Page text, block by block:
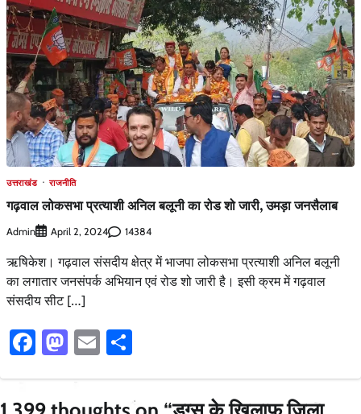
उत्तराखंड राजनीति
गढ़वाल लोकसभा प्रत्याशी अनिल बलूनी का रोड शो जारी, उमड़ा जनसैलाब
Admin April 2, 2024 14384
ऋषिकेश। गढ़वाल संसदीय क्षेत्र में भाजपा लोकसभा प्रत्याशी अनिल बलूनी
का लगातार जनसंपर्क अभियान एवं रोड शो जारी है। इसी क्रम में गढ़वाल
संसदीय सीट […]
Facebook
Mastodon
Email